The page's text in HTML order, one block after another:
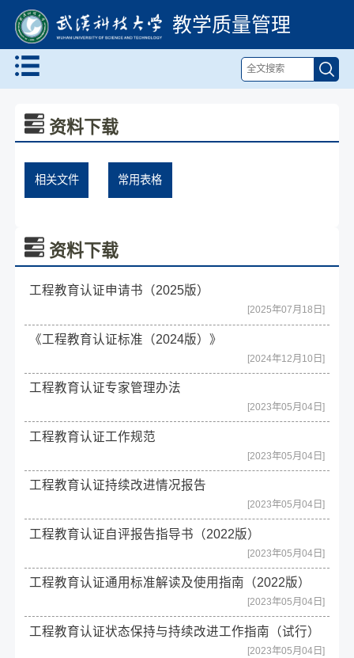
教学质量管理
资料下载
相关文件 常用表格
资料下载
工程教育认证申请书（2025版）
[2025年07月18日]
《工程教育认证标准（2024版）》
[2024年12月10日]
工程教育认证专家管理办法
[2023年05月04日]
工程教育认证工作规范
[2023年05月04日]
工程教育认证持续改进情况报告
[2023年05月04日]
工程教育认证自评报告指导书（2022版）
[2023年05月04日]
工程教育认证通用标准解读及使用指南（2022版）
[2023年05月04日]
工程教育认证状态保持与持续改进工作指南（试行）
[2023年05月04日]